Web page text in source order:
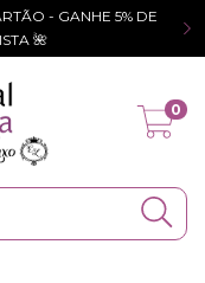
- GANHE 5% DE
🌺
0